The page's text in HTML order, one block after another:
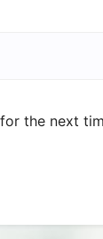
the next